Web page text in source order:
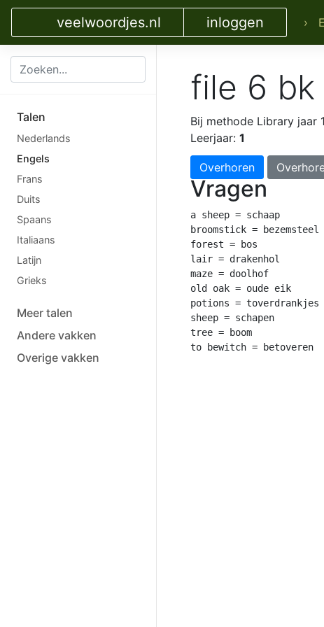
veelwoordjes.nl inloggen ›
Talen
Nederlands
Engels
Frans
Duits
Spaans
Italiaans
Latijn
Grieks
Meer talen
Andere vakken
Overige vakken
file 6 bk
Bij methode Library jaar 1
Leerjaar: 1
Overhoren
Vragen
a sheep = schaap
broomstick = bezemsteel
forest = bos
lair = drakenhol
maze = doolhof
old oak = oude eik
potions = toverdrankjes
sheep = schapen
tree = boom